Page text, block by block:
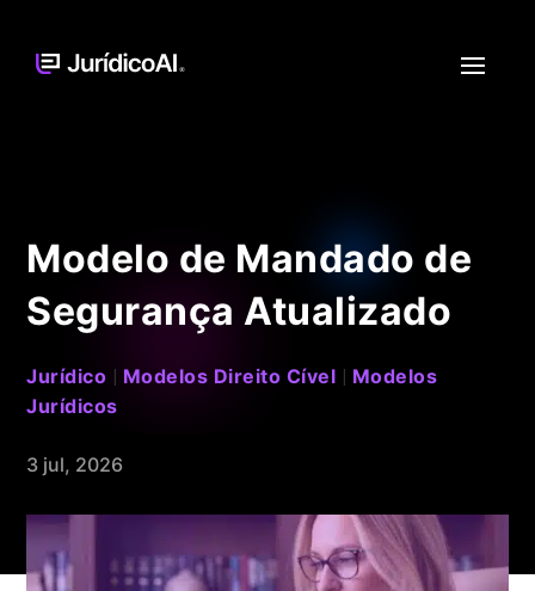
Modelo de Mandado de
Segurança Atualizado
Jurídico | Modelos Direito Cível | Modelos
Jurídicos
3 jul, 2026